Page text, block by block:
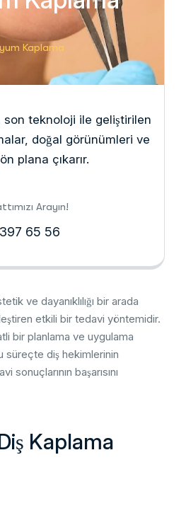
Kaplama
son teknoloji ile geliştirilen
doğal görünümleri ve
plana çıkarır.
Arayın!
65 56
ve dayanıklılığı bir arada
etkili bir tedavi yöntemidir.
bir planlama ve uygulama
süreçte diş hekimlerinin
sonuçlarının başarısını
Kaplama